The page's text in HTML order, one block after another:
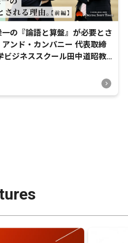
の『論語と算盤』が必要とさ
ンド・カンパニー 代表取締
ビジネススクール田中道昭教